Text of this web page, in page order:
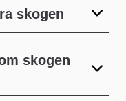
skogen
skogen